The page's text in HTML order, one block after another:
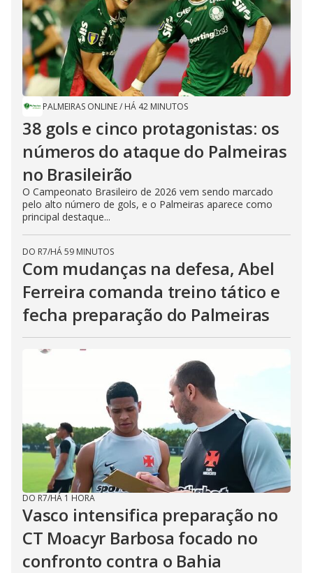
PALMEIRAS ONLINE/ HÁ 42 MINUTOS
38 gols e cinco protagonistas: os
números do ataque do Palmeiras
no Brasileirão
O Campeonato Brasileiro de 2026 vem sendo marcado
pelo alto número de gols, e o Palmeiras aparece como
principal destaque...
DO R7/HÁ 59 MINUTOS
Com mudanças na defesa, Abel
Ferreira comanda treino tático e
fecha preparação do Palmeiras
DO R7/HÁ 1 HORA
Vasco intensifica preparação no
CT Moacyr Barbosa focado no
confronto contra o Bahia